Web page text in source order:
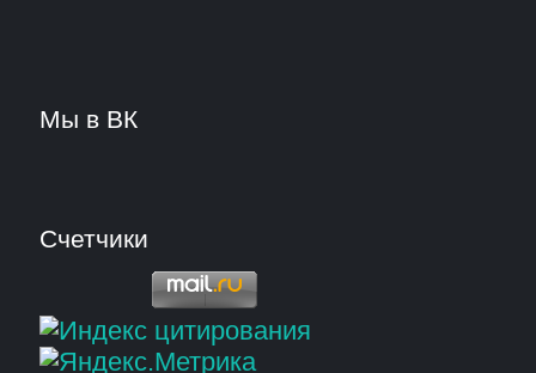
Мы в ВК
Счетчики